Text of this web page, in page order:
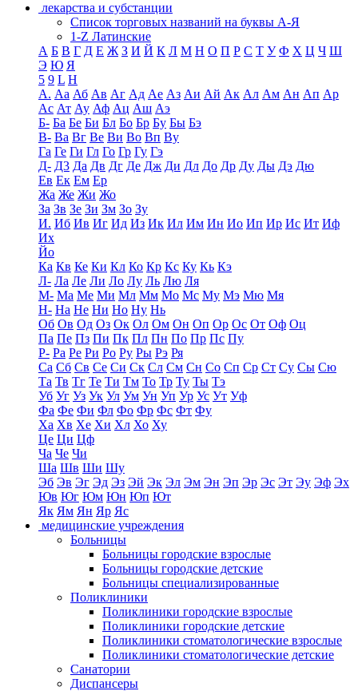
лекарства и субстанции
Список торговых названий на буквы А-Я
1-Z Латинские
А Б В Г Д Е Ж З И Й К Л М Н О П Р С Т У Ф Х Ц Ч Ш
Э Ю Я
5 9 L H
А. Аа Аб Ав Аг Ад Ае Аз Аи Ай Ак Ал Ам Ан Ап Ар
Ас Ат Ау Аф Ац Аш Аэ
Б- Ба Бе Би Бл Бо Бр Бу Бы Бэ
В- Ва Вг Ве Ви Во Вп Ву
Га Ге Ги Гл Го Гр Гу Гэ
Д- Д3 Да Дв Дг Де Дж Ди Дл До Др Ду Ды Дэ Дю
Ев Ек Ем Ер
Жа Же Жи Жо
За Зв Зе Зи Зм Зо Зу
И. Иб Ив Иг Ид Из Ик Ил Им Ин Ио Ип Ир Ис Ит Иф
Их
Йо
Ка Кв Ке Ки Кл Ко Кр Кс Ку Кь Кэ
Л- Ла Ле Ли Ло Лу Ль Лю Ля
М- Ма Ме Ми Мл Мм Мо Мс Му Мэ Мю Мя
Н- На Не Ни Но Ну Нь
Об Ов Од Оз Ок Ол Ом Он Оп Ор Ос От Оф Оц
Па Пе Пз Пи Пк Пл Пн По Пр Пс Пу
Р- Ра Ре Ри Ро Ру Ры Рэ Ря
Са Сб Св Се Си Ск Сл См Сн Со Сп Ср Ст Су Сы Сю
Та Тв Тг Те Ти Тм То Тр Ту Ты Тэ
Уб Уг Уз Ук Ул Ум Ун Уп Ур Ус Ут Уф
Фа Фе Фи Фл Фо Фр Фс Фт Фу
Ха Хв Хе Хи Хл Хо Ху
Це Ци Цф
Ча Че Чи
Ша Шв Ши Шу
Эб Эв Эг Эд Эз Эй Эк Эл Эм Эн Эп Эр Эс Эт Эу Эф Эх
Юв Юг Юм Юн Юп Ют
Як Ям Ян Яр Яс
медицинские учреждения
Больницы
Больницы городские взрослые
Больницы городские детские
Больницы специализированные
Поликлиники
Поликлиники городские взрослые
Поликлиники городские детские
Поликлиники стоматологические взрослые
Поликлиники стоматологические детские
Санатории
Диспансеры